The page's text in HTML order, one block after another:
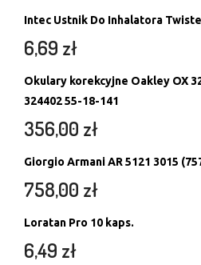
Intec Ustnik Do Inhalatora
6,69 zł
Okulary korekcyjne Oakley OX
324402 55-18-141
356,00 zł
Giorgio Armani AR 5121 3015
758,00 zł
Loratan Pro 10 kaps.
6,49 zł